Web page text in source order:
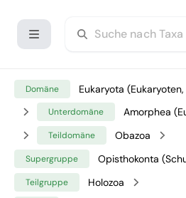
Domäne Eukaryota
Unterdomäne Amorphea
Teildomäne Obazoa
Supergruppe Opisthokonta
Teilgruppe Holozoa